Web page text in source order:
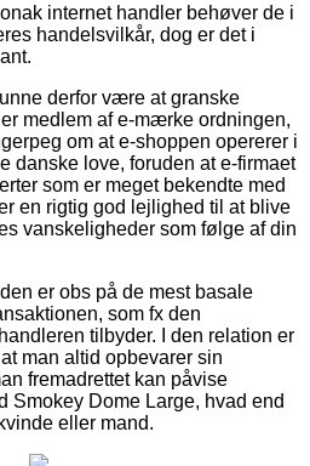
internet handler behøver de i
handelsvilkår, dog er det i
derfor være at granske
medlem af e-mærke ordningen,
om at e-shoppen opererer i
danske love, foruden at e-firmaet
som er meget bekendte med
en rigtig god lejlighed til at blive
vanskeligheder som følge af din
er obs på de mest basale
som fx den
tilbyder. I den relation er
man altid opbevarer sin
fremadrettet kan påvise
Smokey Dome Large, hvad end
eller mand.